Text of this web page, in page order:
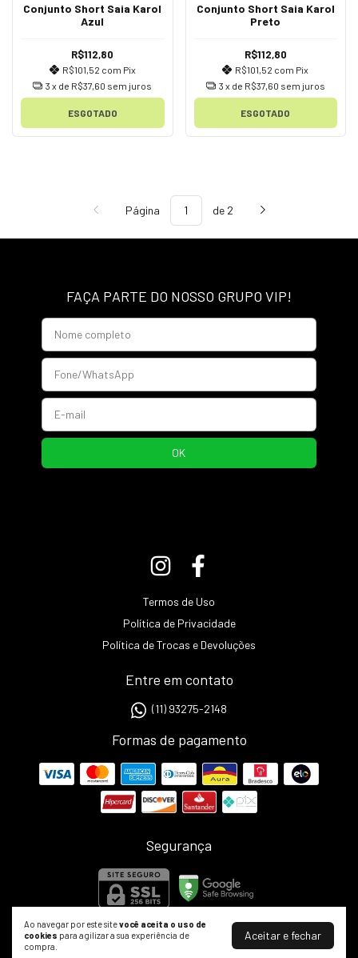
Ao navegar por este sitevocê aceita o uso de
cookies para agilizar a sua experiência de
compra.
Aceitar e fechar
Conjunto Short Saia Karol
Azul
R$112,80
R$101,52 com Pix
3 x de R$37,60 sem juros
ESGOTADO
Conjunto Short Saia Karol
Preto
R$112,80
R$101,52 com Pix
3 x de R$37,60 sem juros
ESGOTADO
Página de 2
FAÇA PARTE DO NOSSO GRUPO VIP!
Termos de Uso
Política de Privacidade
Política de Trocas e Devoluções
Entre em contato
(11) 93275-2148
Formas de pagamento
Segurança